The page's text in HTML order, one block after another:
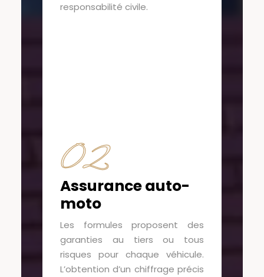
responsabilité civile.
02
Assurance auto-
moto
Les formules proposent des
garanties au tiers ou tous
risques pour chaque véhicule.
L’obtention d’un chiffrage précis